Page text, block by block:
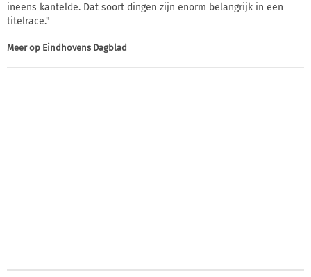
ineens kantelde. Dat soort dingen zijn enorm belangrijk in een
titelrace."
Meer op Eindhovens Dagblad